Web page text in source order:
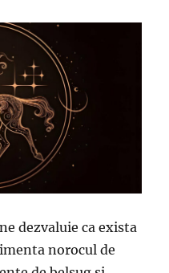
dezvaluie ca exista
norocul de